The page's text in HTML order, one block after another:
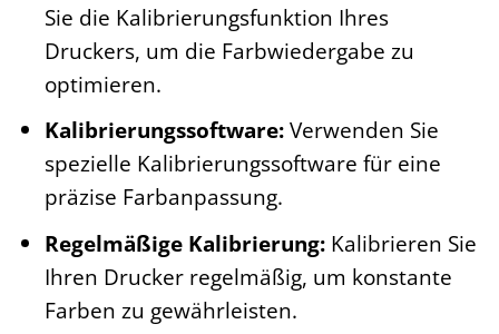
Sie die Kalibrierungsfunktion Ihres
Druckers, um die Farbwiedergabe zu
optimieren.
Kalibrierungssoftware:Verwenden Sie
spezielle Kalibrierungssoftware für eine
präzise Farbanpassung.
Regelmäßige Kalibrierung:Kalibrieren Sie
Ihren Drucker regelmäßig, um konstante
Farben zu gewährleisten.